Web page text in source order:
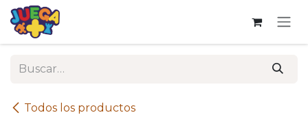
Ir al contenido
Todos los productos